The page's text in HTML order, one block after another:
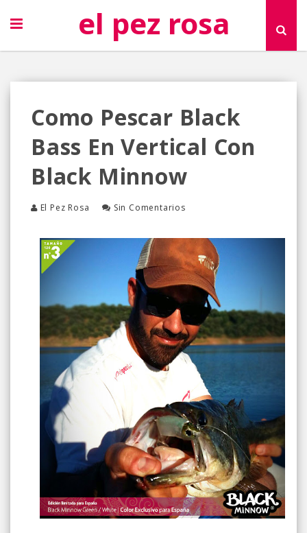
el pez rosa
Como Pescar Black
Bass En Vertical Con
Black Minnow
El Pez Rosa Sin Comentarios